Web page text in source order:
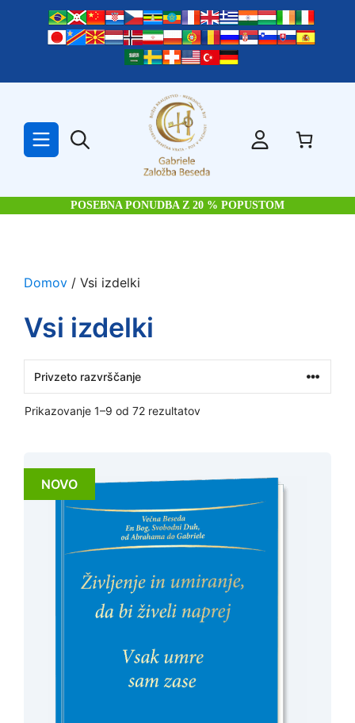
POSEBNA PONUDBA Z 20 % POPUSTOM
Domov / Vsi izdelki
Vsi izdelki
Prikazovanje 1–9 od 72 rezultatov
NOVO